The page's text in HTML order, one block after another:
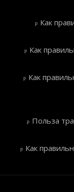
Как
Как
Как
Польза
Как